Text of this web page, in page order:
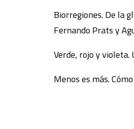
Biorregiones. De la
Fernando Prats y
Verde, rojo y violeta.
Menos es más.